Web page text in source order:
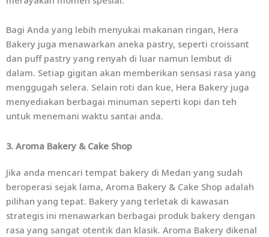
Bagi Anda yang lebih menyukai makanan ringan, Hera
Bakery juga menawarkan aneka pastry, seperti croissant
dan puff pastry yang renyah di luar namun lembut di
dalam. Setiap gigitan akan memberikan sensasi rasa yang
menggugah selera. Selain roti dan kue, Hera Bakery juga
menyediakan berbagai minuman seperti kopi dan teh
untuk menemani waktu santai anda.
3. Aroma Bakery & Cake Shop
Jika anda mencari tempat bakery di Medan yang sudah
beroperasi sejak lama, Aroma Bakery & Cake Shop adalah
pilihan yang tepat. Bakery yang terletak di kawasan
strategis ini menawarkan berbagai produk bakery dengan
rasa yang sangat otentik dan klasik. Aroma Bakery dikenal